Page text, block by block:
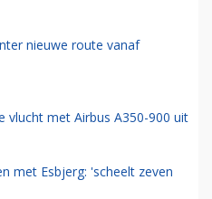
nieuwe route vanaf
vlucht met Airbus A350-900 uit
met Esbjerg: 'scheelt zeven